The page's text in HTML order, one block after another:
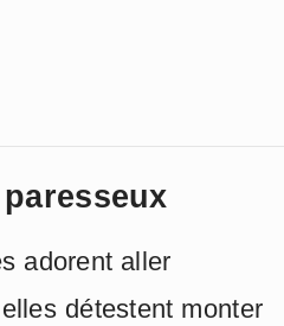
adorent aller
détestent monter